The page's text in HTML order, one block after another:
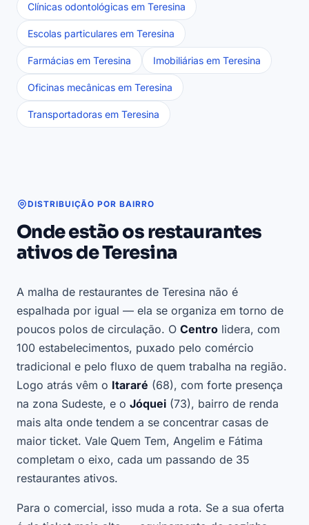
Clínicas odontológicas em Teresina
Escolas particulares em Teresina
Farmácias em Teresina Imobiliárias em Teresina
Oficinas mecânicas em Teresina
Transportadoras em Teresina
DISTRIBUIÇÃO POR BAIRRO
Onde estão os restaurantes
ativos de Teresina
A malha de restaurantes de Teresina não é
espalhada por igual — ela se organiza em torno de
poucos polos de circulação. O Centro lidera, com
100 estabelecimentos, puxado pelo comércio
tradicional e pelo fluxo de quem trabalha na região.
Logo atrás vêm o Itararé (68), com forte presença
na zona Sudeste, e o Jóquei (73), bairro de renda
mais alta onde tendem a se concentrar casas de
maior ticket. Vale Quem Tem, Angelim e Fátima
completam o eixo, cada um passando de 35
restaurantes ativos.
Para o comercial, isso muda a rota. Se a sua oferta